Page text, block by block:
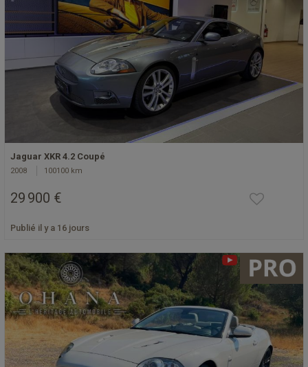
Jaguar XKR 4.2 Coupé
2008 100100 km
29 900 €
Publié il y a 16 jours